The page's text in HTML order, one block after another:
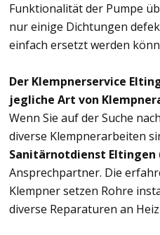
Funktionalität der Pumpe
nur einige Dichtungen
einfach ersetzt werden
Der Klempnerservice
jegliche Art von
Wenn Sie auf der Suche
diverse Klempnerarbeiten
Sanitärnotdienst Eltingen
Ansprechpartner. Die
Klempner setzen Rohre
diverse Reparaturen an